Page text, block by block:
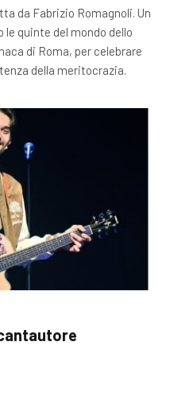
da Fabrizio Romagnoli. Un
quinte del mondo dello
di Roma, per celebrare
della meritocrazia.